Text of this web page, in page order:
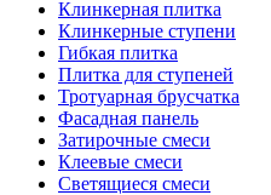
Клинкерная плитка
Клинкерные ступени
Гибкая плитка
Плитка для ступеней
Тротуарная брусчатка
Фасадная панель
Затирочные смеси
Клеевые смеси
Светящиеся смеси